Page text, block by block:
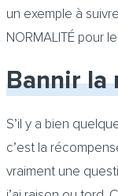
un exemple à
NORMALITÉ pour
Bannir la
S’il y a bien
c’est la
vraiment une